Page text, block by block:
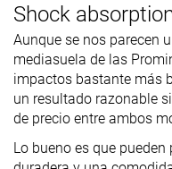
de la parte
delantera
Durabilidad
del acolchado
del talón
Media
Durabilidad
de la suela
Decente
Shock
Aunque se nos parecen
mediasuela de las
impactos bastante más
un resultado razonable
de precio entre ambos
Lo bueno es que